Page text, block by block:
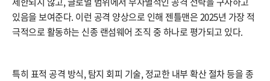
있음을 보여준다. 이런 공격 양상으로 인해 젠틀맨은 2025년 가장 적
극적으로 활동하는 신종 랜섬웨어 조직 중 하나로 평가되고 있다.
특히 표적 공격 방식, 탐지 회피 기술, 정교한 내부 확산 절차 등을 종